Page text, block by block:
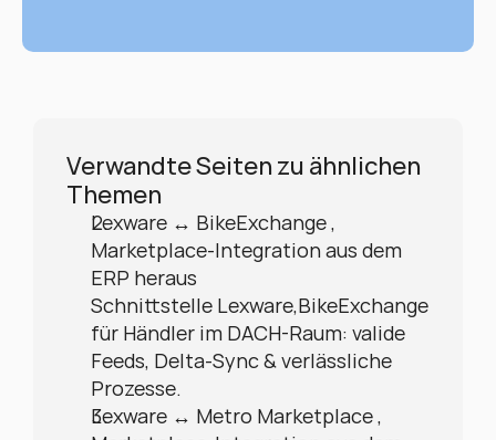
Verwandte Seiten zu ähnlichen
Themen
Lexware ↔ BikeExchange ,
Marketplace-Integration aus dem
ERP heraus
Schnittstelle Lexware,BikeExchange
für Händler im DACH-Raum: valide
Feeds, Delta-Sync & verlässliche
Prozesse.
Lexware ↔ Metro Marketplace ,